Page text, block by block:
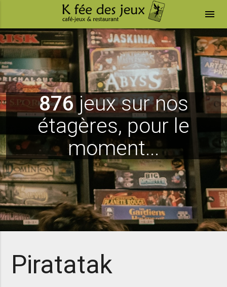
menu
876jeux sur nos
étagères, pour le
moment...
Piratatak